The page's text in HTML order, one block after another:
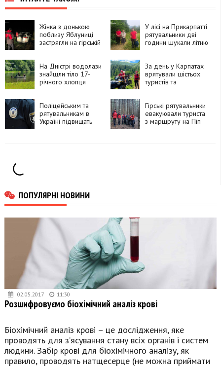
Жінка з донькою
поблизу Яблуниці
застрягли на гірській
У лісі на Прикарпатті
рятувальники дві
години шукали літню
На Дністрі водолази
знайшли тіло 17-
річного хлопця
За день у Карпатах
врятували шістьох
туристів та
Поліцейським та
рятувальникам в
Україні підвищать
Гірські рятувальники
евакуювали туриста
з маршруту на Піп
ПОПУЛЯРНІ НОВИНИ
02.05.2017 11:30
Розшифровуємо біохімічний аналіз крові
Біохімічний аналіз крові – це дослідження, яке
проводять для з’ясування стану всіх органів і систем
людини. Забір крові для біохімічного аналізу, як
правило, проводять натщесерце (не можна приймати